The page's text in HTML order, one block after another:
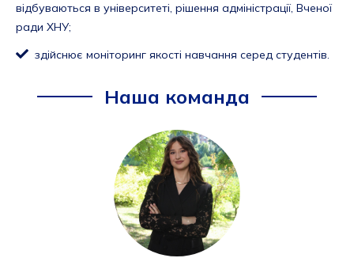
відбуваються в університеті, рішення адміністрації, Вченої
ради ХНУ;
здійснює моніторинг якості навчання серед студентів.
Наша команда